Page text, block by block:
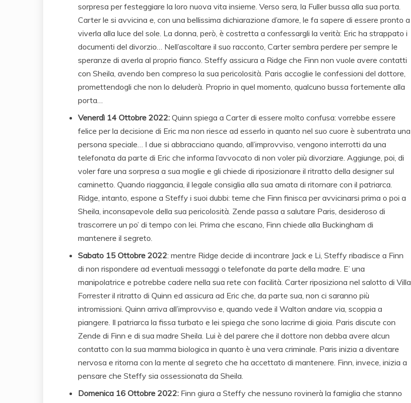
sorpresa per festeggiare la loro nuova vita insieme. Verso sera, la Fuller bussa alla sua porta.
Carter le si avvicina e, con una bellissima dichiarazione d’amore, le fa sapere di essere pronto a
viverla alla luce del sole. La donna, però, è costretta a confessargli la verità: Eric ha strappato i
documenti del divorzio… Nell’ascoltare il suo racconto, Carter sembra perdere per sempre le
speranze di averla al proprio fianco. Steffy assicura a Ridge che Finn non vuole avere contatti
con Sheila, avendo ben compreso la sua pericolosità. Paris accoglie le confessioni del dottore,
promettendogli che non lo deluderà. Proprio in quel momento, qualcuno bussa fortemente alla
porta…
Venerdì 14 Ottobre 2022: Quinn spiega a Carter di essere molto confusa: vorrebbe essere
felice per la decisione di Eric ma non riesce ad esserlo in quanto nel suo cuore è subentrata una
persona speciale… I due si abbracciano quando, all’improvviso, vengono interrotti da una
telefonata da parte di Eric che informa l’avvocato di non voler più divorziare. Aggiunge, poi, di
voler fare una sorpresa a sua moglie e gli chiede di riposizionare il ritratto della designer sul
caminetto. Quando riaggancia, il legale consiglia alla sua amata di ritornare con il patriarca.
Ridge, intanto, espone a Steffy i suoi dubbi: teme che Finn finisca per avvicinarsi prima o poi a
Sheila, inconsapevole della sua pericolosità. Zende passa a salutare Paris, desideroso di
trascorrere un po’ di tempo con lei. Prima che escano, Finn chiede alla Buckingham di
mantenere il segreto.
Sabato 15 Ottobre 2022: mentre Ridge decide di incontrare Jack e Li, Steffy ribadisce a Finn
di non rispondere ad eventuali messaggi o telefonate da parte della madre. E’ una
manipolatrice e potrebbe cadere nella sua rete con facilità. Carter riposiziona nel salotto di Villa
Forrester il ritratto di Quinn ed assicura ad Eric che, da parte sua, non ci saranno più
intromissioni. Quinn arriva all’improvviso e, quando vede il Walton andare via, scoppia a
piangere. Il patriarca la fissa turbato e lei spiega che sono lacrime di gioia. Paris discute con
Zende di Finn e di sua madre Sheila. Lui è del parere che il dottore non debba avere alcun
contatto con la sua mamma biologica in quanto è una vera criminale. Paris inizia a diventare
nervosa e ritorna con la mente al segreto che ha accettato di mantenere. Finn, invece, inizia a
pensare che Steffy sia ossessionata da Sheila.
Domenica 16 Ottobre 2022: Finn giura a Steffy che nessuno rovinerà la famiglia che stanno